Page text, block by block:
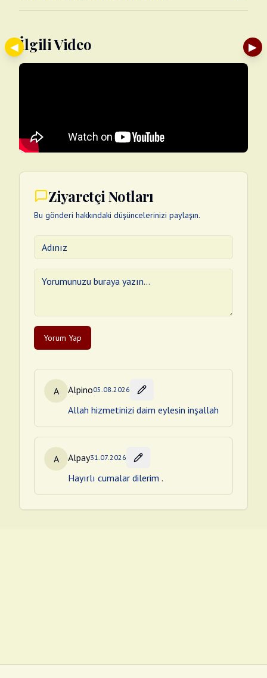
İlgili Video
Ziyaretçi Notları
Bu gönderi hakkındaki düşüncelerinizi paylaşın.
Yorum Yap
A Alpino05.08.2026
Allah hizmetinizi daim eylesin inşallah
A Alpay31.07.2026
Hayırlı cumalar dilerim .
◀ ▶